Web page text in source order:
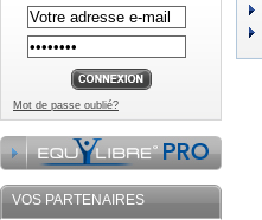
Mot de passe oublié?
VOS PARTENAIRES